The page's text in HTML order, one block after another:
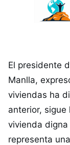
El presidente
Manlla,
viviendas ha
anterior,
vivienda
representa